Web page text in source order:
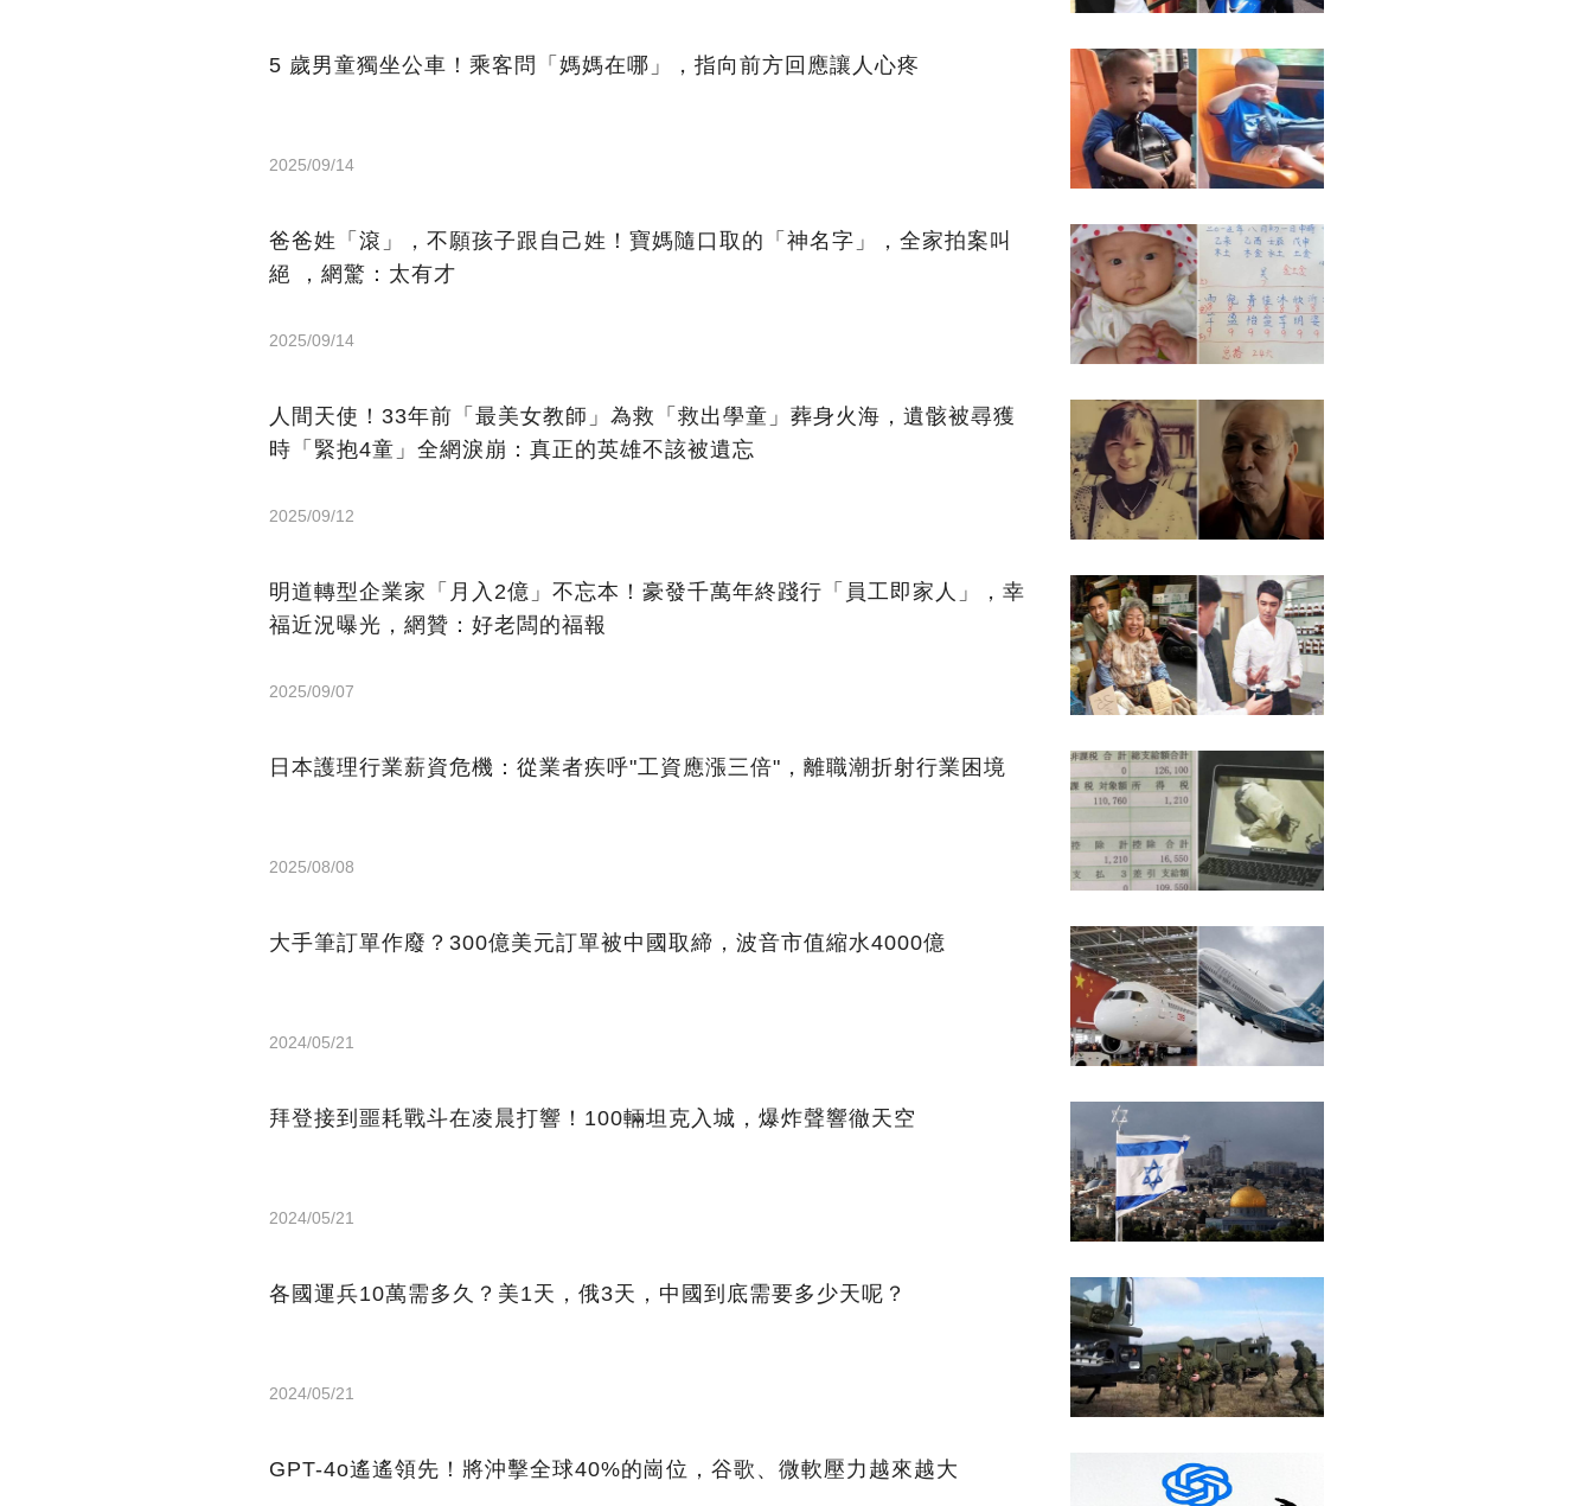
5 歲男童獨坐公車！乘客問「媽媽在哪」，指向前方回應讓人心疼
2025/09/14
爸爸姓「滾」，不願孩子跟自己姓！寶媽隨口取的「神名字」，全家拍案叫
絕 ，網驚：太有才
2025/09/14
人間天使！33年前「最美女教師」為救「救出學童」葬身火海，遺骸被尋獲
時「緊抱4童」全網淚崩：真正的英雄不該被遺忘
2025/09/12
明道轉型企業家「月入2億」不忘本！豪發千萬年終踐行「員工即家人」，幸
福近況曝光，網贊：好老闆的福報
2025/09/07
日本護理行業薪資危機：從業者疾呼"工資應漲三倍"，離職潮折射行業困境
2025/08/08
大手筆訂單作廢？300億美元訂單被中國取締，波音市值縮水4000億
2024/05/21
拜登接到噩耗戰斗在凌晨打響！100輛坦克入城，爆炸聲響徹天空
2024/05/21
各國運兵10萬需多久？美1天，俄3天，中國到底需要多少天呢？
2024/05/21
GPT-4o遙遙領先！將沖擊全球40%的崗位，谷歌、微軟壓力越來越大